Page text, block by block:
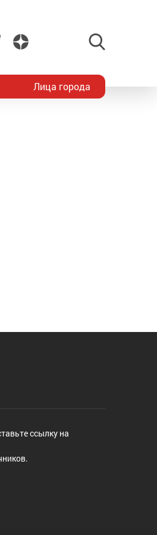
Лица города
ссылку на